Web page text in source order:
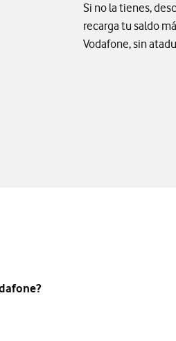
Si no la tienes,
recarga tu saldo
Vodafone, sin